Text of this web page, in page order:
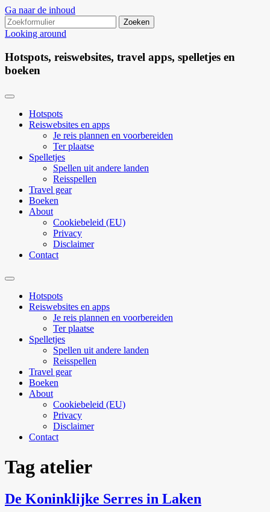
Ga naar de inhoud
Zoeken
naar:
Looking around
Hotspots, reiswebsites, travel apps, spelletjes en
boeken
Hotspots
Reiswebsites en apps
Je reis plannen en voorbereiden
Ter plaatse
Spelletjes
Spellen uit andere landen
Reisspellen
Travel gear
Boeken
About
Cookiebeleid (EU)
Privacy
Disclaimer
Contact
Zoekveld
uitvouwenHotspots
Reiswebsites en apps
Je reis plannen en voorbereiden
Ter plaatse
Spelletjes
Spellen uit andere landen
Reisspellen
Travel gear
Boeken
About
Cookiebeleid (EU)
Privacy
Disclaimer
Contact
Tag atelier
De Koninklijke Serres in Laken